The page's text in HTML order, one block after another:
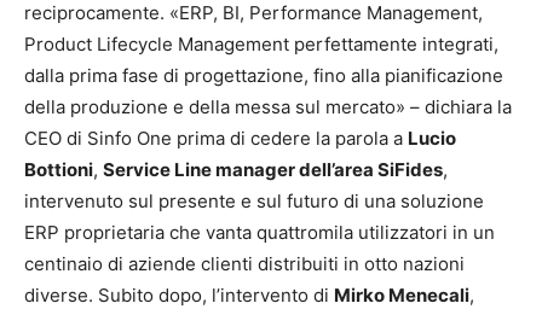
reciprocamente. «ERP, BI, Performance Management,
Product Lifecycle Management perfettamente integrati,
dalla prima fase di progettazione, fino alla pianificazione
della produzione e della messa sul mercato» – dichiara la
CEO di Sinfo One prima di cedere la parola a Lucio
Bottioni, Service Line manager dell’area SiFides,
intervenuto sul presente e sul futuro di una soluzione
ERP proprietaria che vanta quattromila utilizzatori in un
centinaio di aziende clienti distribuiti in otto nazioni
diverse. Subito dopo, l’intervento di Mirko Menecali,